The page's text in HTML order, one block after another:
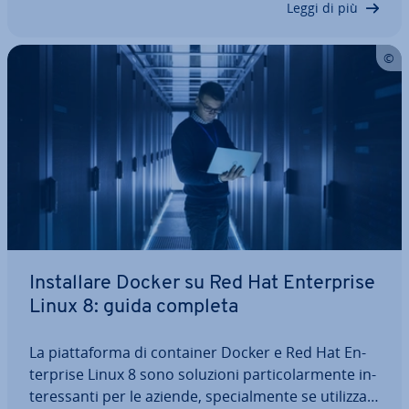
Leggi di più
In­stal­la­re Docker su Red Hat En­ter­pri­se
Linux 8: guida completa
La piat­ta­for­ma di container Docker e Red Hat En­
ter­pri­se Linux 8 sono soluzioni par­ti­co­lar­men­te in­
te­res­san­ti per le aziende, spe­cial­men­te se uti­liz­za­